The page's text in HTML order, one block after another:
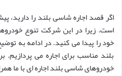
اگر قصد اجاره شاسی بلند را دارید،
است. زیرا در این شرکت تنوع
خود را پیدا می کنید. در ادامه به
بلند مناسب برای اجاره می
خودروهای شاسی بلند اجاره ای با ما